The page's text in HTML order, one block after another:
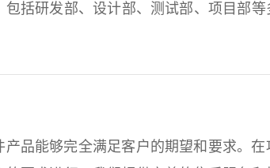
括研发部、设计部、测试部、项目部
品能够完全满足客户的期望和要求。